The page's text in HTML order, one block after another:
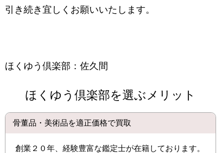
引き続き宜しくお願いいたします。
ほくゆう倶楽部：佐久間
ほくゆう倶楽部を選ぶメリット
骨董品・美術品を適正価格で買取
創業２０年、経験豊富な鑑定士が在籍しております。